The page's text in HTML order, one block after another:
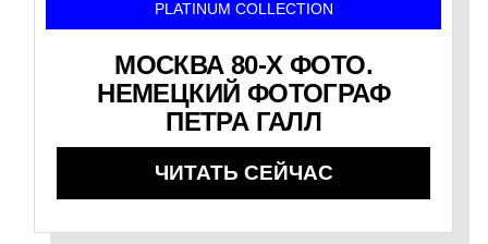
PLATINUM COLLECTION
МОСКВА 80-Х ФОТО.
НЕМЕЦКИЙ ФОТОГРАФ
ПЕТРА ГАЛЛ
ЧИТАТЬ СЕЙЧАС